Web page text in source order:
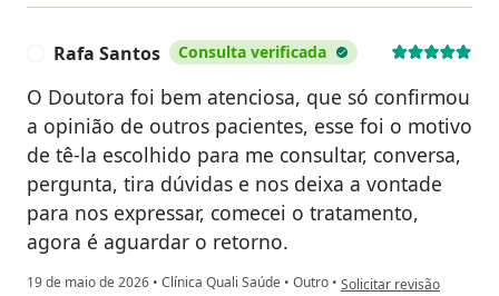
Rafa Santos Consulta verificada
O Doutora foi bem atenciosa, que só confirmou
a opinião de outros pacientes, esse foi o motivo
de tê-la escolhido para me consultar, conversa,
pergunta, tira dúvidas e nos deixa a vontade
para nos expressar, comecei o tratamento,
agora é aguardar o retorno.
19 de maio de 2026 • Clínica Quali Saúde • Outro • na opinião do utilizador
Solicitar revisão